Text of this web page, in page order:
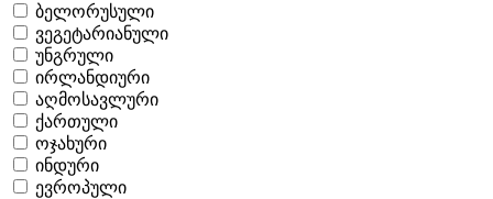
ბელორუსული
ვეგეტარიანული
უნგრული
ირლანდიური
აღმოსავლური
ქართული
ოჯახური
ინდური
ევროპული